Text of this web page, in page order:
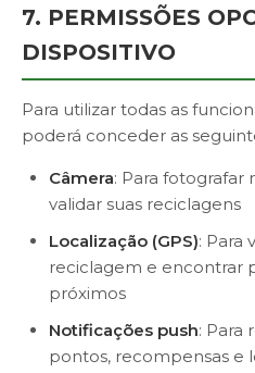
7. PERMISSÕES
DISPOSITIVO
Para utilizar todas as
poderá conceder as
Câmera: Para fotografar
validar suas reciclagens
Localização (GPS): Para
reciclagem e encontrar
próximos
Notificações push: Para
pontos, recompensas e